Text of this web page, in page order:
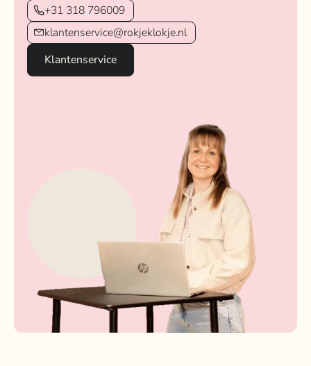
+31 318 796009
klantenservice@rokjeklokje.nl
Klantenservice